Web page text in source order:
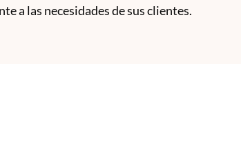
a las necesidades de sus clientes.